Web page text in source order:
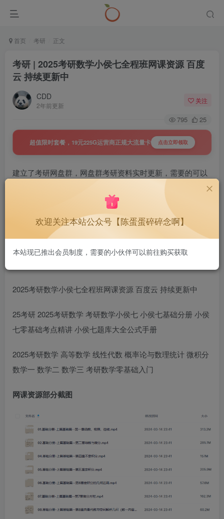
首页 考研 正文
考研 | 2025考研数学小侯七全程班网课资源 百度
云 持续更新中
CDD
2年前更新
关注
795 25
超值限时套餐，19元225G运营商正规大流量卡 点击立即领取
建立了考研网盘群，网盘群考研资料实时更新，需要的可以
￥40 置顶 | 27考研网盘群，持续更新，
好用不贵~
1.3W+
2025考研数学小侯七全程班网课资源 百度云 持续更新中
25考研 2025考研数学 考研数学小侯七 小侯七基础分册 小侯
七零基础考点精讲 小侯七题库大全公式手册
2025考研数学 高等数学 线性代数 概率论与数理统计 微积分
数学一 数学二 数学三 考研数学零基础入门
网课资源部分截图
欢迎关注本站公众号【陈蛋蛋碎碎念啊】
本站现已推出会员制度，需要的小伙伴可以前往购买获取